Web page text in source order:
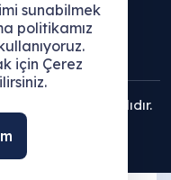
- Tüm hakları saklıdır.
sunabilmek
politikamız
için Çerez